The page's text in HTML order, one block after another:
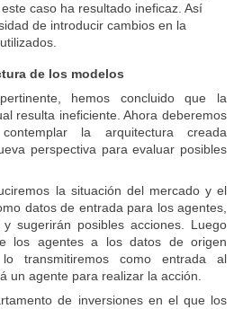
caso ha resultado ineficaz. Así
de introducir cambios en la
de los modelos
hemos concluido que la
resulta ineficiente. Ahora deberemos
la arquitectura creada
perspectiva para evaluar posibles
la situación del mercado y el
datos de entrada para los agentes,
sugerirán posibles acciones. Luego
los agentes a los datos de origen
transmitiremos como entrada al
un agente para realizar la acción.
de inversiones en el que los